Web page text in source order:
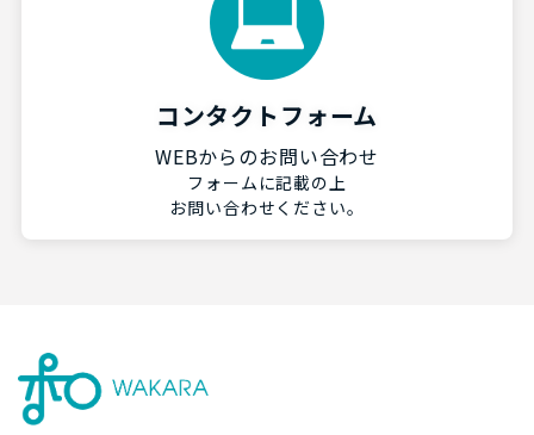
コンタクトフォーム
WEBからのお問い合わせ
フォームに記載の上
お問い合わせください。